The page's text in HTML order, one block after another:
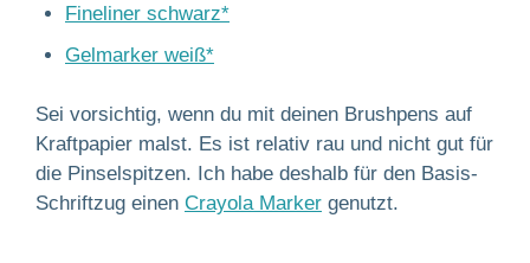
Fineliner schwarz*
Gelmarker weiß*
Sei vorsichtig, wenn du mit deinen Brushpens auf
Kraftpapier malst. Es ist relativ rau und nicht gut für
die Pinselspitzen. Ich habe deshalb für den Basis-
Schriftzug einen Crayola Marker genutzt.